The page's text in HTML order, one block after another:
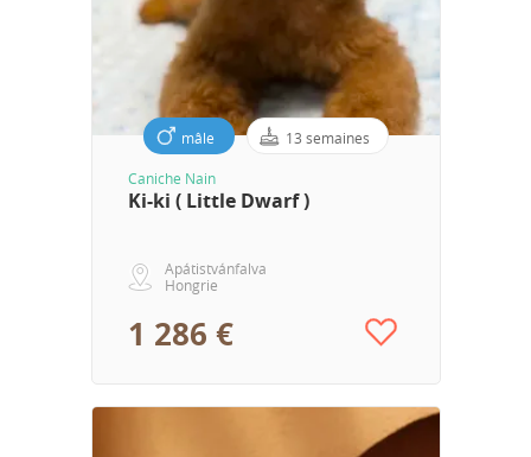
mâle 13 semaines
Caniche Nain
Ki-ki ( Little Dwarf )
Apátistvánfalva
Hongrie
1 286 €